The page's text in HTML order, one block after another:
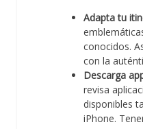
Adapta tu
conocidos.
con la
Descarga
revisa
disponibles
iPhone.